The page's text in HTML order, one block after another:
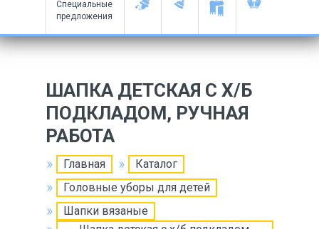
Специальные
предложения
ШАПКА ДЕТСКАЯ С Х/Б
ПОДКЛАДОМ, РУЧНАЯ
РАБОТА
Главная
Каталог
Головные уборы для детей
Шапки вязаные